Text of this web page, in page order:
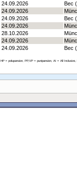
24.09.2026
Bec
24.09.2026
24.09.2026
Bec
24.09.2026
28.10.2026
24.09.2026
24.09.2026
Bec
HP = polupansion, PP,VP = punipansion, AI = All